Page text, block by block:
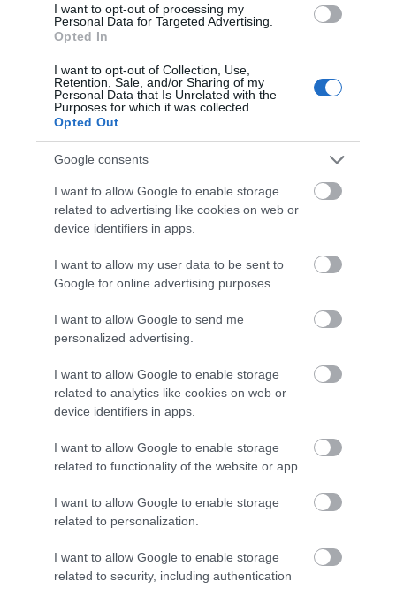
I want to opt-out of processing my
Personal Data for Targeted Advertising.
Opted In
I want to opt-out of Collection, Use,
Retention, Sale, and/or Sharing of my
Personal Data that Is Unrelated with the
Purposes for which it was collected.
Opted Out
Google consents
I want to allow Google to enable storage
related to advertising like cookies on web or
device identifiers in apps.
I want to allow my user data to be sent to
Google for online advertising purposes.
I want to allow Google to send me
personalized advertising.
I want to allow Google to enable storage
related to analytics like cookies on web or
device identifiers in apps.
I want to allow Google to enable storage
related to functionality of the website or app.
I want to allow Google to enable storage
related to personalization.
I want to allow Google to enable storage
related to security, including authentication
Δημοτικού Σχολείου Λιβαδειάς
08.08.2026 | 20:40
Εύβοια: Τέλος στις παράνομες
χωματερές – Έρχονται πρόστιμα χωρίς
εξαιρέσεις
08.08.2026 | 20:20
Εύβοια: Η μαύρη επέτειος της
καταστροφικής πυρκαγιάς – Το
χρονικό της τραγωδίας
08.08.2026 | 20:00
Εύβοια: Πότε θα γίνει ο καθιερωμένος
έρανος για το «Στιφάδο της Παναγίας»
οικονομικό πρόγραμμα της ΕΛ.Α.Σ. στη
Θεσσαλονίκη
08.08.2026 | 19:20
Κάνεις δεν ξεχνά τι έζησε η Εύβοια
πριν πέντε χρόνια
γκολ του Μαραντόνα
08.08.2026 | 18:40